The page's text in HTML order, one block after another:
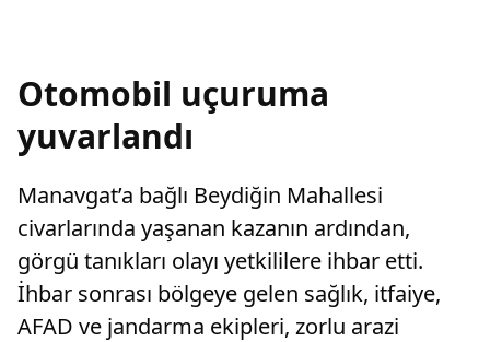
Otomobil uçuruma
yuvarlandı
Manavgat’a bağlı Beydiğin Mahallesi
civarlarında yaşanan kazanın ardından,
görgü tanıkları olayı yetkililere ihbar etti.
İhbar sonrası bölgeye gelen sağlık, itfaiye,
AFAD ve jandarma ekipleri, zorlu arazi